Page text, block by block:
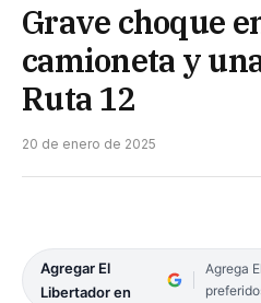
Grave choque
camioneta y
Ruta 12
20 de enero de 2025
Agregar El
Libertador en
Agrega